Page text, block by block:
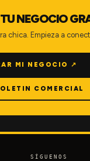
NEGOCIO
chica. Empieza a
MI NEGOCIO ↗
COMERCIAL
SÍGUENOS